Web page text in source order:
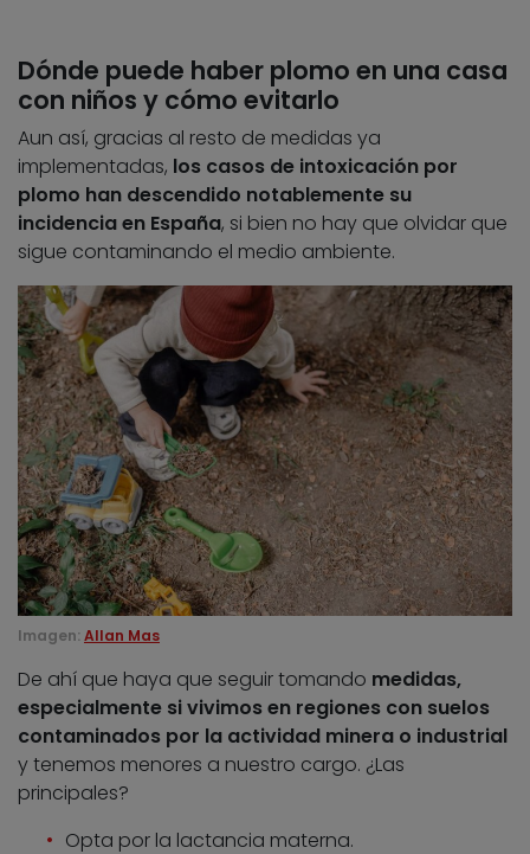
Dónde puede haber plomo en una casa
con niños y cómo evitarlo
Aun así, gracias al resto de medidas ya
implementadas, los casos de intoxicación por
plomo han descendido notablemente su
incidencia en España, si bien no hay que olvidar que
sigue contaminando el medio ambiente.
Imagen: Allan Mas
De ahí que haya que seguir tomando medidas,
especialmente si vivimos en regiones con suelos
contaminados por la actividad minera o industrial
y tenemos menores a nuestro cargo. ¿Las
principales?
Opta por la lactancia materna.